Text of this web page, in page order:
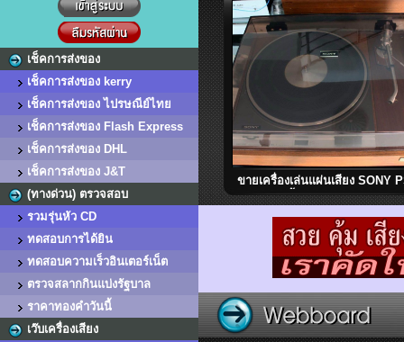
เช็คการส่งของ
เช็คการส่งของ kerry
เช็คการส่งของ ไปรษณีย์ไทย
เช็คการส่งของ Flash Express
เช็คการส่งของ DHL
เช็คการส่งของ J&T
(ทางด่วน) ตรวจสอบ
รวมรุ่นหัว CD
ทดสอบการได้ยิน
ทดสอบความเร็วอินเตอร์เน็ต
ตรวจสลากกินแบ่งรัฐบาล
ราคาทองคำวันนี้
เว๊บเครื่องเสียง
ขายเครื่องเล่นแผ่นเสียง SONY
2500 ติดตั้งอาร์ม FR-54 สภาพ